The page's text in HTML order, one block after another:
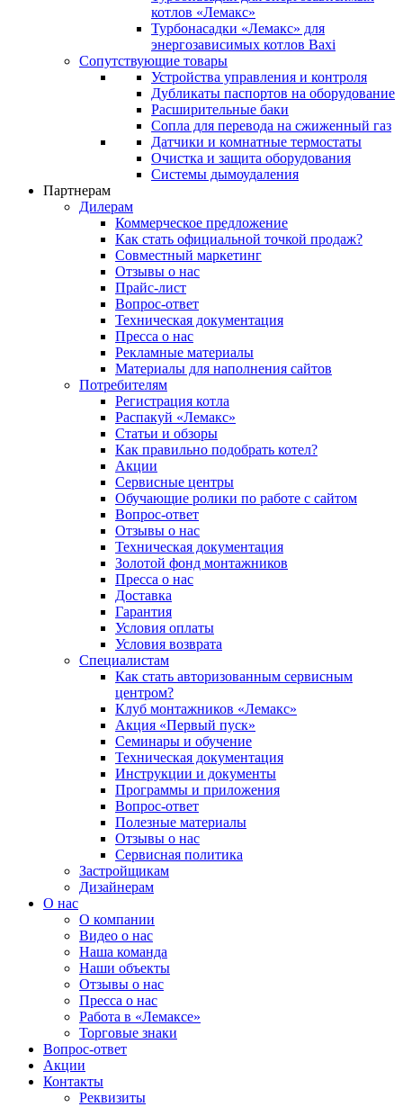
котлов «Лемакс»
Турбонасадки «Лемакс» для
энергозависимых котлов Baxi
Сопутствующие товары
Устройства управления и контроля
Дубликаты паспортов на оборудование
Расширительные баки
Сопла для перевода на сжиженный газ
Датчики и комнатные термостаты
Очистка и защита оборудования
Системы дымоудаления
Партнерам
Дилерам
Коммерческое предложение
Как стать официальной точкой продаж?
Совместный маркетинг
Отзывы о нас
Прайс-лист
Вопрос-ответ
Техническая документация
Пресса о нас
Рекламные материалы
Материалы для наполнения сайтов
Потребителям
Регистрация котла
Распакуй «Лемакс»
Статьи и обзоры
Как правильно подобрать котел?
Акции
Сервисные центры
Обучающие ролики по работе с сайтом
Вопрос-ответ
Отзывы о нас
Техническая документация
Золотой фонд монтажников
Пресса о нас
Доставка
Гарантия
Условия оплаты
Условия возврата
Специалистам
Как стать авторизованным сервисным
центром?
Клуб монтажников «Лемакс»
Акция «Первый пуск»
Семинары и обучение
Техническая документация
Инструкции и документы
Программы и приложения
Вопрос-ответ
Полезные материалы
Отзывы о нас
Сервисная политика
Застройщикам
Дизайнерам
О нас
О компании
Видео о нас
Наша команда
Наши объекты
Отзывы о нас
Пресса о нас
Работа в «Лемаксе»
Торговые знаки
Вопрос-ответ
Акции
Контакты
Реквизиты